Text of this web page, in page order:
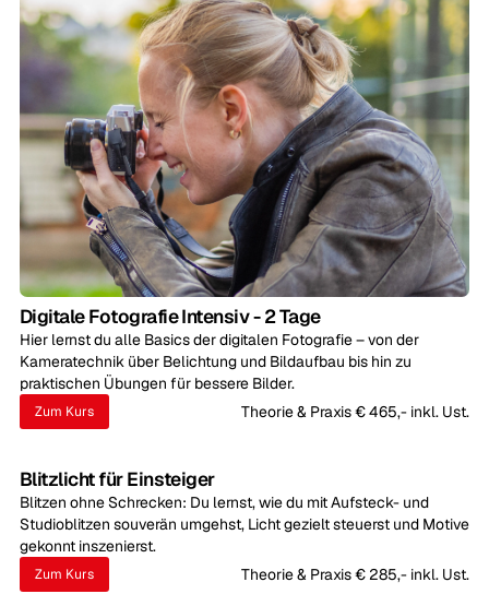
Digitale Fotografie Intensiv - 2 Tage
Hier lernst du alle Basics der digitalen Fotografie – von der
Kameratechnik über Belichtung und Bildaufbau bis hin zu
praktischen Übungen für bessere Bilder.
Zum Kurs Theorie & Praxis € 465,- inkl. Ust.
Blitzlicht für Einsteiger
Blitzen ohne Schrecken: Du lernst, wie du mit Aufsteck- und
Studioblitzen souverän umgehst, Licht gezielt steuerst und Motive
gekonnt inszenierst.
Zum Kurs Theorie & Praxis € 285,- inkl. Ust.